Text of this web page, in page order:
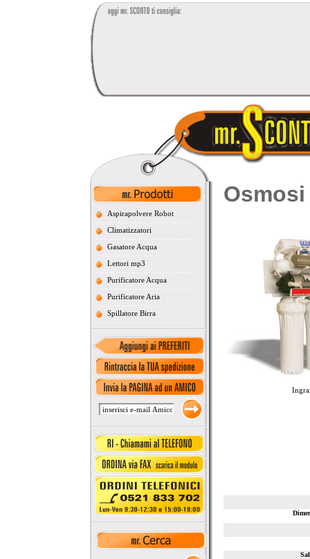
Aspirapolvere Robot
Climatizzatori
Gasatore Acqua
Lettori mp3
Purificatore Acqua
Purificatore Aria
Spillatore Birra